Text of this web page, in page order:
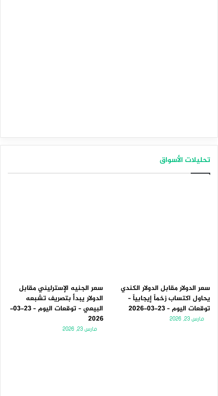
تحليلات الأسواق
سعر الدولار مقابل الدولار الكندي
يحاول اكتساب زخماً إيجابياً –
توقعات اليوم – 23-03-2026
مارس 23, 2026
سعر الجنيه الإسترليني مقابل
الدولار يبدأ بتصريف تشبعه
البيعي – توقعات اليوم – 23-03-
2026
مارس 23, 2026